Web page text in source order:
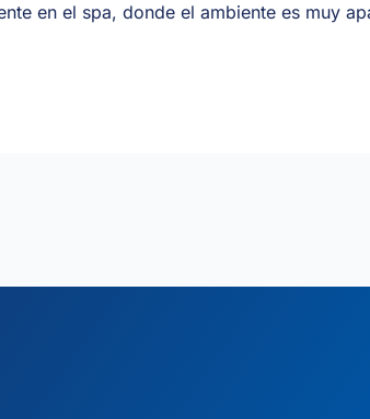
en el spa, donde el ambiente es muy